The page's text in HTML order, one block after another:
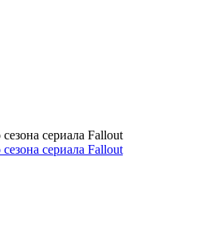
сериала Fallout
сериала Fallout